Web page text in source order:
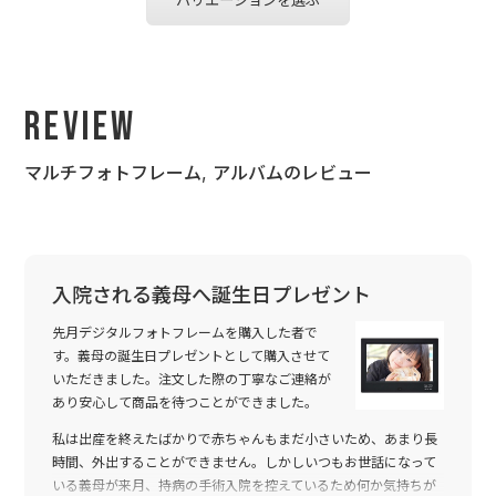
Review
マルチフォトフレーム, アルバムのレビュー
入院される義母へ誕生日プレゼント
先月デジタルフォトフレームを購入した者で
す。義母の誕生日プレゼントとして購入させて
いただきました。注文した際の丁寧なご連絡が
あり安心して商品を待つことができました。
私は出産を終えたばかりで赤ちゃんもまだ小さいため、あまり長
時間、外出することができません。しかしいつもお世話になって
いる義母が来月、持病の手術入院を控えているため何か気持ちが